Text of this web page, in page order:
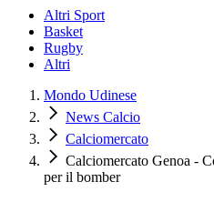
Altri Sport
Basket
Rugby
Altri
Mondo Udinese
News Calcio
Calciomercato
Calciomercato Genoa -
per il bomber